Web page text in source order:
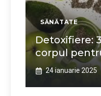
SĂNĂTATE
Detoxifiere:
corpul
24 ianuarie 2025